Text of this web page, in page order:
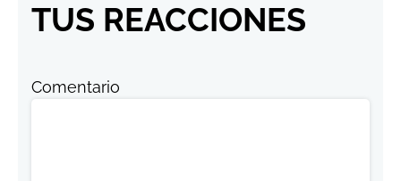
TUS REACCIONES
Comentario